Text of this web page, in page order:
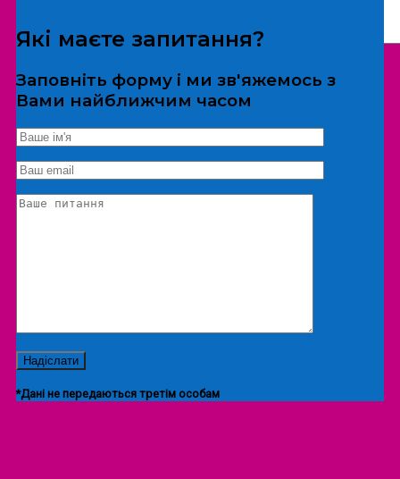
*Дані не передаються третім особам
Екскурсія/локація
Які маєте запитання?
Заповніть форму і ми зв'яжемось з
Вами найближчим часом
*Дані не передаються третім особам